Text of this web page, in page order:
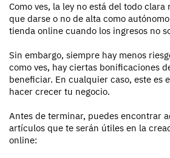
Como ves, la ley no está del todo clara
que darse o no de alta como
tienda online cuando los ingresos no
Sin embargo, siempre hay menos
como ves, hay ciertas bonificaciones
beneficiar. En cualquier caso, este es
hacer crecer tu negocio.
Antes de terminar, puedes encontrar
artículos que te serán útiles en la
online: